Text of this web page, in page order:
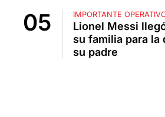
IMPORTANTE
Lionel Messi
su familia para la
su padre